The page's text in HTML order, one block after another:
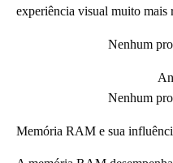
experiência visual muito mais
Nenhum
Nenhum
Memória RAM e sua